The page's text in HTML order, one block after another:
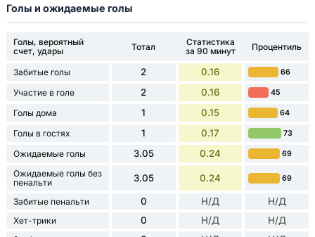
Голы и ожидаемые голы
Голы, вероятный
счет, удары
Тотал
Статистика
за 90 минут
Процентиль
Забитые голы 2 0.16 66
Участие в голе 2 0.16 45
Голы дома 1 0.15 64
Голы в гостях 1 0.17 73
Ожидаемые голы 3.05 0.24 69
Ожидаемые голы без
пенальти
3.05 0.24 69
Забитые пенальти 0 Н/Д Н/Д
Хет-трики 0 Н/Д Н/Д